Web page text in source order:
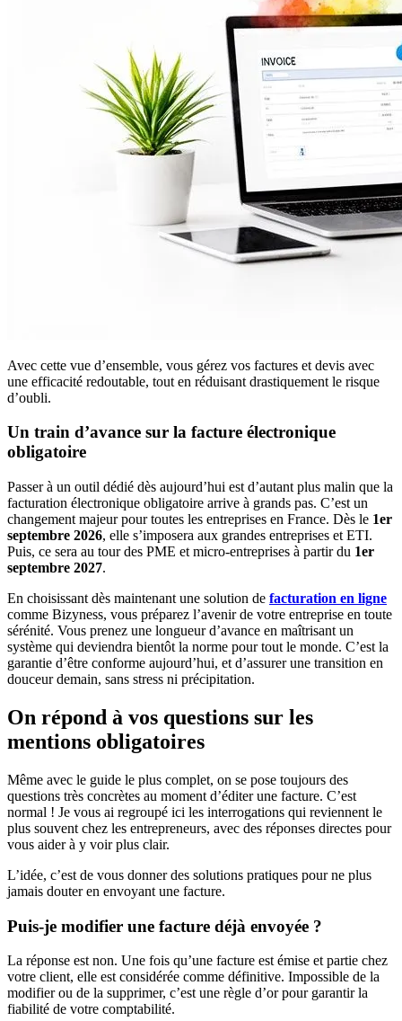
Avec cette vue d’ensemble, vous gérez vos factures et devis avec
une efficacité redoutable, tout en réduisant drastiquement le risque
d’oubli.
Un train d’avance sur la facture électronique
obligatoire
Passer à un outil dédié dès aujourd’hui est d’autant plus malin que la
facturation électronique obligatoire arrive à grands pas. C’est un
changement majeur pour toutes les entreprises en France. Dès le 1er
septembre 2026, elle s’imposera aux grandes entreprises et ETI.
Puis, ce sera au tour des PME et micro-entreprises à partir du 1er
septembre 2027.
En choisissant dès maintenant une solution de facturation en ligne
comme Bizyness, vous préparez l’avenir de votre entreprise en toute
sérénité. Vous prenez une longueur d’avance en maîtrisant un
système qui deviendra bientôt la norme pour tout le monde. C’est la
garantie d’être conforme aujourd’hui, et d’assurer une transition en
douceur demain, sans stress ni précipitation.
On répond à vos questions sur les
mentions obligatoires
Même avec le guide le plus complet, on se pose toujours des
questions très concrètes au moment d’éditer une facture. C’est
normal ! Je vous ai regroupé ici les interrogations qui reviennent le
plus souvent chez les entrepreneurs, avec des réponses directes pour
vous aider à y voir plus clair.
L’idée, c’est de vous donner des solutions pratiques pour ne plus
jamais douter en envoyant une facture.
Puis-je modifier une facture déjà envoyée ?
La réponse est non. Une fois qu’une facture est émise et partie chez
votre client, elle est considérée comme définitive. Impossible de la
modifier ou de la supprimer, c’est une règle d’or pour garantir la
fiabilité de votre comptabilité.